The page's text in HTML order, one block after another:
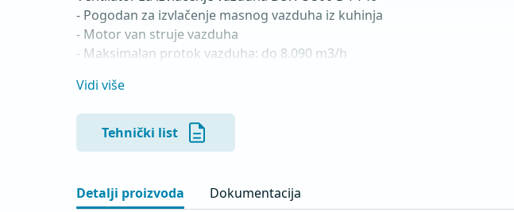
- Pogodan za izvlačenje masnog vazduha iz kuhinja
- Motor van struje vazduha
- Maksimalan protok vazduha: do 8.090 m3/h
- Unazad zakrivljeno radijalno radno kolo
- Kućište sa dvostrukim zidom od pocinkovanog čeličnog lima, obloženo
negorivom mineralnom vunom debljine 30mm
- Integrisana posuda za masnoće sa odvodom
- Ugrađena reviziona vrata sa ručkom za potrebe čišćenja i održavanja
- Bočna vrata i poklopac se lako mogu ukloniti što daje    mogućnost lake
Vidi više
Tehnički list
Detalji proizvoda Dokumentacija